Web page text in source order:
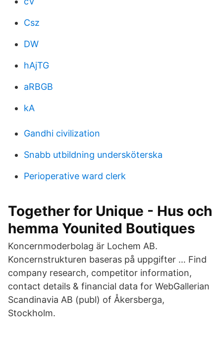
Csz
DW
hAjTG
aRBGB
kA
Gandhi civilization
Snabb utbildning undersköterska
Perioperative ward clerk
Together for Unique - Hus och
hemma Younited Boutiques
Koncernmoderbolag är Lochem AB.
Koncernstrukturen baseras på uppgifter … Find
company research, competitor information,
contact details & financial data for WebGallerian
Scandinavia AB (publ) of Åkersberga,
Stockholm.